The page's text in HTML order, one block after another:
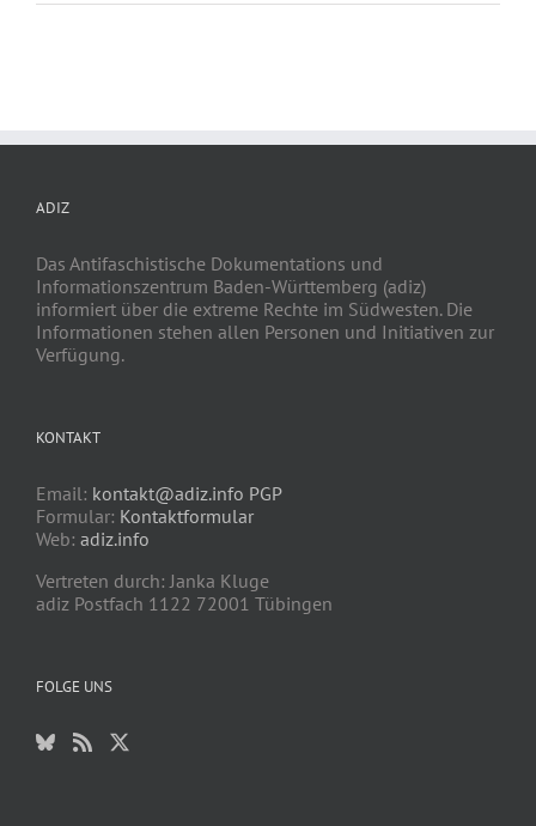
ADIZ
Das Antifaschistische Dokumentations und
Informationszentrum Baden-Württemberg (adiz)
informiert über die extreme Rechte im Südwesten. Die
Informationen stehen allen Personen und Initiativen zur
Verfügung.
KONTAKT
Email: kontakt@adiz.info PGP
Formular: Kontaktformular
Web: adiz.info
Vertreten durch: Janka Kluge
adiz Postfach 1122 72001 Tübingen
FOLGE UNS